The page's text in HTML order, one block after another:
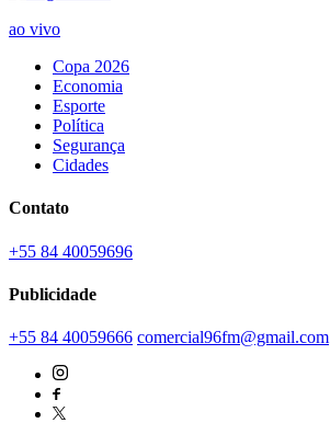
ao vivo
Copa 2026
Economia
Esporte
Política
Segurança
Cidades
Contato
+55 84 40059696
Publicidade
+55 84 40059666 comercial96fm@gmail.com